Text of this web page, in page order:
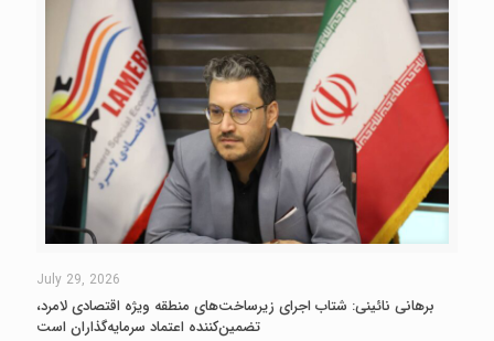
July 29, 2026
برهانی نائینی: شتاب اجرای زیرساخت‌های منطقه ویژه اقتصادی لامرد،
تضمین‌کننده اعتماد سرمایه‌گذاران است